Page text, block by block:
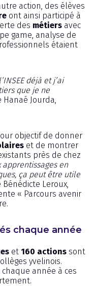
action, des élèves
ont ainsi participé à
des métiers avec
game, analyse de
étaient
déjà et j’ai
que je ne
Hanaé Jourda,
objectif de donner
et de montrer
près de chez
apprentissages en
ça peut être utile
Bénédicte Leroux,
« Parcours avenir
chaque année
et 160 actions sont
yvelinois.
année à ces